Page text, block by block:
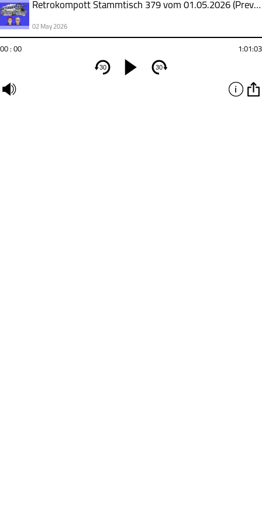
Retrokompott Stammtisch 379 vom 01.05.2026 (Preview)
02 May 2026
00 : 00 1:01:03
30 30